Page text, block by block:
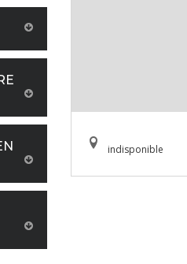
indisponible